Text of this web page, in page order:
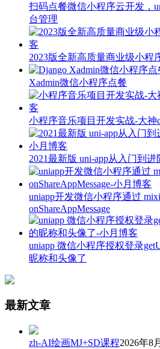
扫码点餐微信小程序云开发，
台管理
2023版全新高质量商业级小程
Xadmin微信小程序点餐
小程序音乐项目开发实战-大神
2021最新版 uni-app从入门到
uniapp开发微信小程序通过
onShareAppMessage
uniapp 微信小程序授权登录
昵称和头像了
最新文章
zh-AI绘画MJ+SD课程2026年8